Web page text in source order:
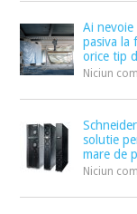
Ai
pasiva la
orice tip
Niciun
solutie
mare de
Niciun